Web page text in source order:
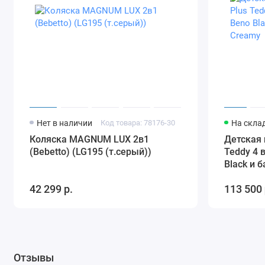
комфорта вашего ребенка. Такой подход к дизайну
Тканевый чехол коляски легко поддерживать в чистоте,
температуре 30 °C. Это особенно важно для родителей,
ценят качество, комфорт и стиль. Она сочетает в себе
сделать каждую прогулку с вашим малышом приятной и
спутника, который будет радовать вас и вашего ребенка
Нет в наличии Код товара: 78176-30
Коляска MAGNUM LUX 2в1
(Bebetto) (LG195 (т.серый))
42 299 р.
На
Детская
Teddy 4
Black и
113 500
Отзывы